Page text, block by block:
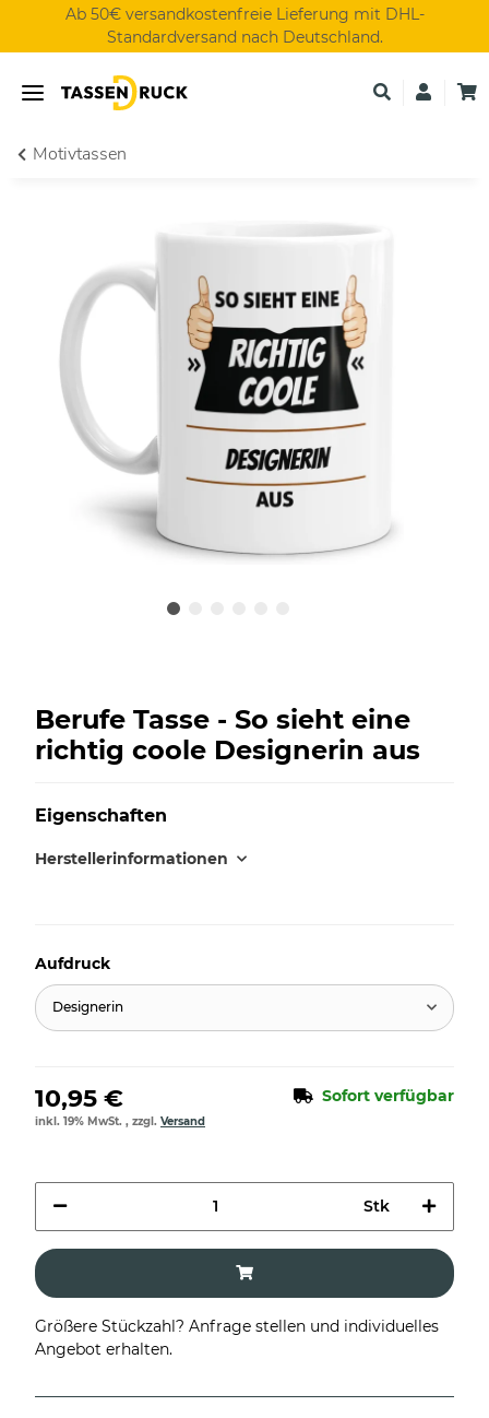
Ab 50€ versandkostenfreie Lieferung mit DHL-
Standardversand nach Deutschland.
Motivtassen
Berufe Tasse - So sieht eine
richtig coole Designerin aus
Eigenschaften
Herstellerinformationen
Aufdruck
Designerin
10,95 € Sofort verfügbar
inkl. 19% MwSt. , zzgl. Versand
Stk
Größere Stückzahl? Anfrage stellen und individuelles
Angebot erhalten.